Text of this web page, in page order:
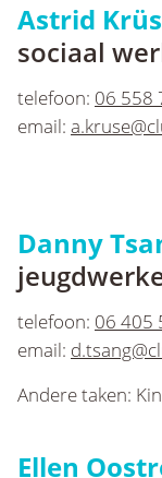
Astrid
sociaal
telefoon: 06 558
email:
Danny
telefoon: 06 405
email:
Andere taken:
Ellen